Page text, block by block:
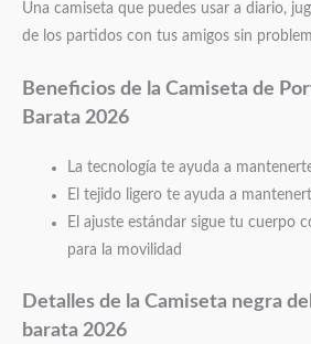
Una camiseta que puedes usar a diario,
de los partidos con tus amigos sin
Beneficios de la Camiseta de
Barata 2026
La tecnología te ayuda a
El tejido ligero te ayuda a
El ajuste estándar sigue tu cuerpo
para la movilidad
Detalles de la Camiseta negra
barata 2026